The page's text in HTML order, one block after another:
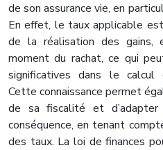
de son assurance vie, en
En effet, le taux applicable
de la réalisation des gains,
moment du rachat, ce qui
significatives dans le calcul
Cette connaissance permet
de sa fiscalité et d’adapter
conséquence, en tenant
des taux. La loi de finances